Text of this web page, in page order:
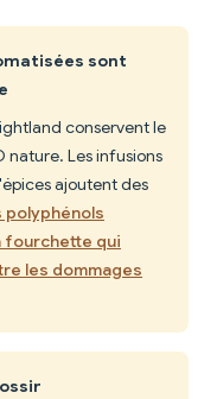
sont
conservent le
nature. Les infusions
ajoutent des
polyphénols
fourchette qui
les dommages